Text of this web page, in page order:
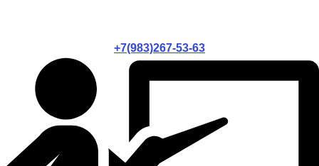
+7(983)267-53-63